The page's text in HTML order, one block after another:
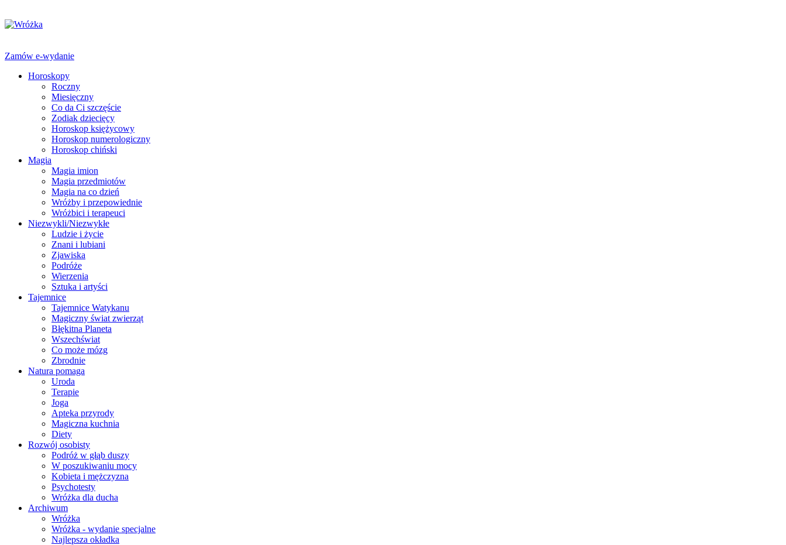
Zamów e-wydanie
Horoskopy
Roczny
Miesięczny
Co da Ci szczęście
Zodiak dziecięcy
Horoskop księżycowy
Horoskop numerologiczny
Horoskop chiński
Magia
Magia imion
Magia przedmiotów
Magia na co dzień
Wróżby i przepowiednie
Wróżbici i terapeuci
Niezwykli/Niezwykłe
Ludzie i życie
Znani i lubiani
Zjawiska
Podróże
Wierzenia
Sztuka i artyści
Tajemnice
Tajemnice Watykanu
Magiczny świat zwierząt
Błękitna Planeta
Wszechświat
Co może mózg
Zbrodnie
Natura pomaga
Uroda
Terapie
Joga
Apteka przyrody
Magiczna kuchnia
Diety
Rozwój osobisty
Podróż w głąb duszy
W poszukiwaniu mocy
Kobieta i mężczyzna
Psychotesty
Wróżka dla ducha
Archiwum
Wróżka
Wróżka - wydanie specjalne
Najlepsza okładka